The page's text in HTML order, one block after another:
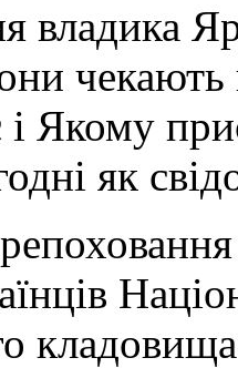
владика
чекають
Якому
як